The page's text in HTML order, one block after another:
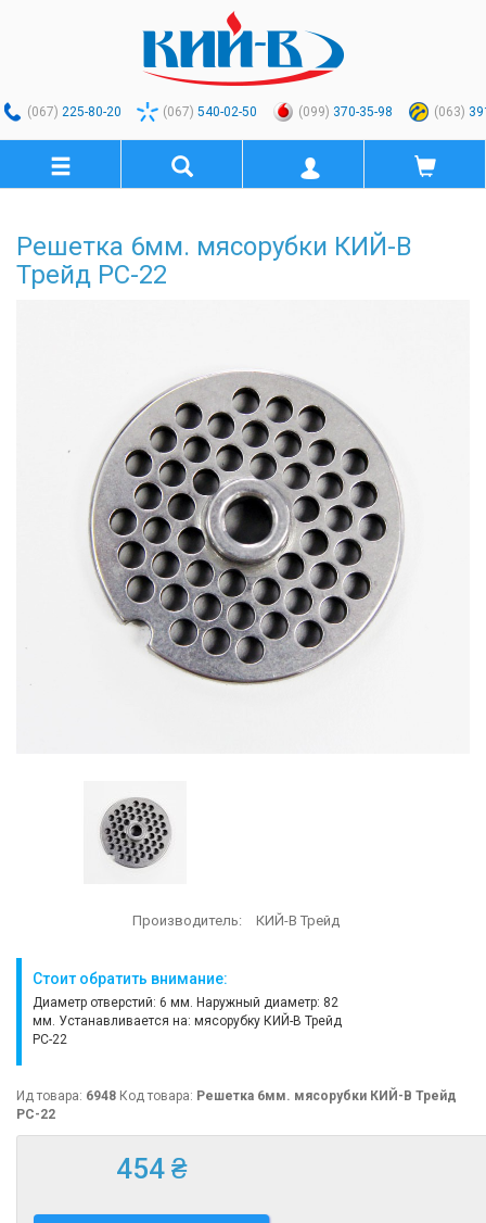
(067) 225-80-20 (067) 540-02-50 (099) 370-35-98 (063)
Решетка 6мм. мясорубки КИЙ-В
Трейд РС-22
Производитель: КИЙ-В Трейд
Стоит обратить внимание:
Диаметр отверстий: 6 мм. Наружный диаметр: 82
мм. Устанавливается на: мясорубку КИЙ-В Трейд
РС-22
Ид товара: 6948 Код товара: Решетка 6мм. мясорубки КИЙ-В Трейд
РС-22
454 ₴